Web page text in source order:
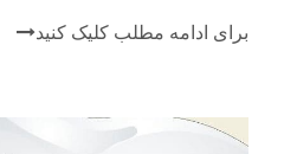
برای ادامه مطلب کلیک کنید